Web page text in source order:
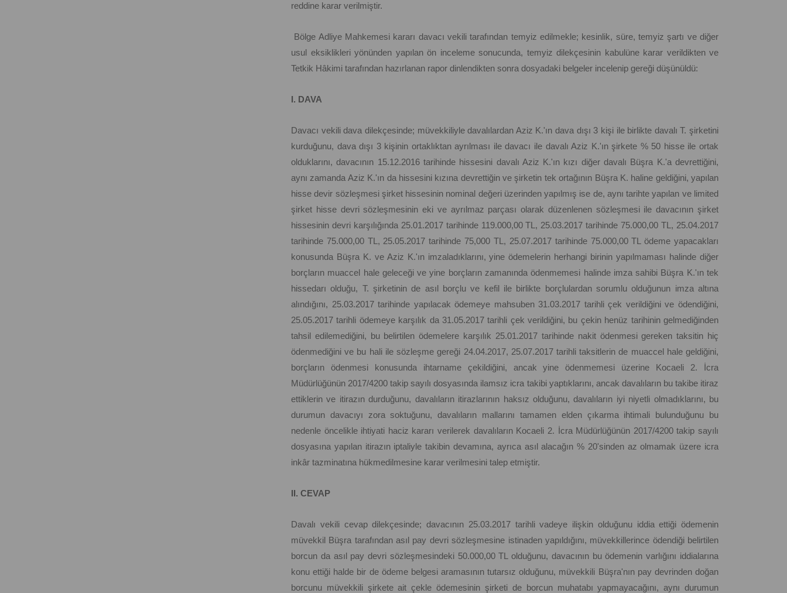
reddine karar verilmiştir.
Bölge Adliye Mahkemesi kararı davacı vekili tarafından temyiz edilmekle; kesinlik, süre, temyiz şartı ve diğer
usul eksiklikleri yönünden yapılan ön inceleme sonucunda, temyiz dilekçesinin kabulüne karar verildikten ve
Tetkik Hâkimi tarafından hazırlanan rapor dinlendikten sonra dosyadaki belgeler incelenip gereği düşünüldü:
I. DAVA
Davacı vekili dava dilekçesinde; müvekkiliyle davalılardan Aziz K.'ın dava dışı 3 kişi ile birlikte davalı T. şirketini
kurduğunu, dava dışı 3 kişinin ortaklıktan ayrılması ile davacı ile davalı Aziz K.'ın şirkete % 50 hisse ile ortak
olduklarını, davacının 15.12.2016 tarihinde hissesini davalı Aziz K.'ın kızı diğer davalı Büşra K.'a devrettiğini,
aynı zamanda Aziz K.'ın da hissesini kızına devrettiğin ve şirketin tek ortağının Büşra K. haline geldiğini, yapılan
hisse devir sözleşmesi şirket hissesinin nominal değeri üzerinden yapılmış ise de, aynı tarihte yapılan ve limited
şirket hisse devri sözleşmesinin eki ve ayrılmaz parçası olarak düzenlenen sözleşmesi ile davacının şirket
hissesinin devri karşılığında 25.01.2017 tarihinde 119.000,00 TL, 25.03.2017 tarihinde 75.000,00 TL, 25.04.2017
tarihinde 75.000,00 TL, 25.05.2017 tarihinde 75,000 TL, 25.07.2017 tarihinde 75.000,00 TL ödeme yapacakları
konusunda Büşra K. ve Aziz K.'ın imzaladıklarını, yine ödemelerin herhangi birinin yapılmaması halinde diğer
borçların muaccel hale geleceği ve yine borçların zamanında ödenmemesi halinde imza sahibi Büşra K.'ın tek
hissedarı olduğu, T. şirketinin de asıl borçlu ve kefil ile birlikte borçlulardan sorumlu olduğunun imza altına
alındığını, 25.03.2017 tarihinde yapılacak ödemeye mahsuben 31.03.2017 tarihli çek verildiğini ve ödendiğini,
25.05.2017 tarihli ödemeye karşılık da 31.05.2017 tarihli çek verildiğini, bu çekin henüz tarihinin gelmediğinden
tahsil edilemediğini, bu belirtilen ödemelere karşılık 25.01.2017 tarihinde nakit ödenmesi gereken taksitin hiç
ödenmediğini ve bu hali ile sözleşme gereği 24.04.2017, 25.07.2017 tarihli taksitlerin de muaccel hale geldiğini,
borçların ödenmesi konusunda ihtarname çekildiğini, ancak yine ödenmemesi üzerine Kocaeli 2. İcra
Müdürlüğünün 2017/4200 takip sayılı dosyasında ilamsız icra takibi yaptıklarını, ancak davalıların bu takibe itiraz
ettiklerin ve itirazın durduğunu, davalıların itirazlarının haksız olduğunu, davalıların iyi niyetli olmadıklarını, bu
durumun davacıyı zora soktuğunu, davalıların mallarını tamamen elden çıkarma ihtimali bulunduğunu bu
nedenle öncelikle ihtiyati haciz kararı verilerek davalıların Kocaeli 2. İcra Müdürlüğünün 2017/4200 takip sayılı
dosyasına yapılan itirazın iptaliyle takibin devamına, ayrıca asıl alacağın % 20'sinden az olmamak üzere icra
inkâr tazminatına hükmedilmesine karar verilmesini talep etmiştir.
II. CEVAP
Davalı vekili cevap dilekçesinde; davacının 25.03.2017 tarihli vadeye ilişkin olduğunu iddia ettiği ödemenin
müvekkil Büşra tarafından asıl pay devri sözleşmesine istinaden yapıldığını, müvekkillerince ödendiği belirtilen
borcun da asıl pay devri sözleşmesindeki 50.000,00 TL olduğunu, davacının bu ödemenin varlığını iddialarına
konu ettiği halde bir de ödeme belgesi aramasının tutarsız olduğunu, müvekkili Büşra'nın pay devrinden doğan
borcunu müvekkili şirkete ait çekle ödemesinin şirketi de borcun muhatabı yapmayacağını, aynı durumun